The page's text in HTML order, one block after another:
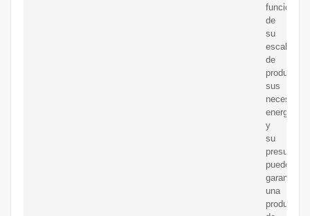
función
de
su
escala
de
sus
y
su
puede
garantizar
una
producción